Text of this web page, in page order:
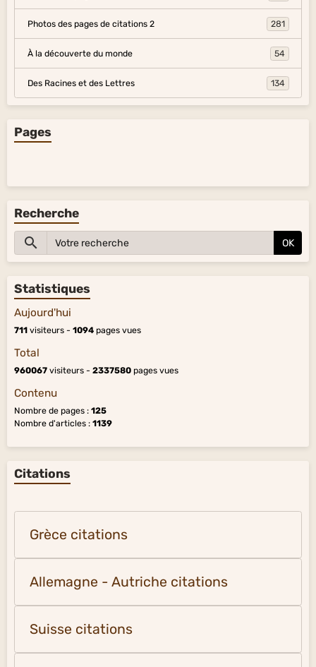
Photos des pages de citations 2 281
À la découverte du monde 54
Des Racines et des Lettres 134
Pages
Recherche
OK
Statistiques
Aujourd'hui
711 visiteurs - 1094 pages vues
Total
960067 visiteurs - 2337580 pages vues
Contenu
Nombre de pages : 125
Nombre d'articles : 1139
Citations
Grèce citations
Allemagne - Autriche citations
Suisse citations